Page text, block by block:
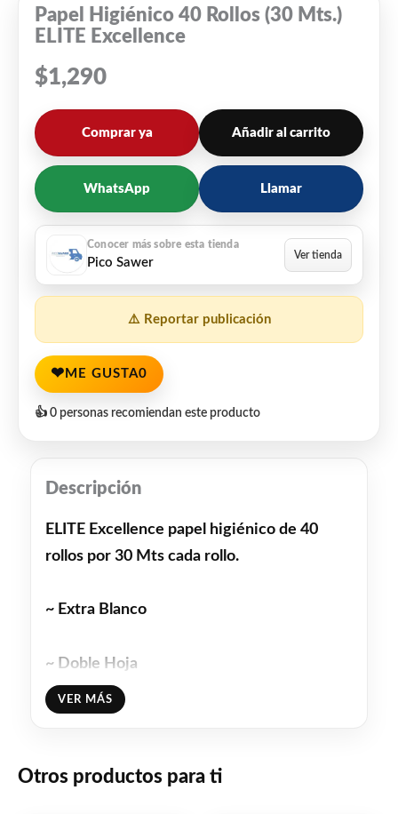
Papel Higiénico 40 Rollos (30 Mts.)
ELITE Excellence
$1,290
Comprar ya Añadir al carrito
WhatsApp Llamar
Pico Sawer
⚠️ Reportar publicación
❤ ME GUSTA0
👍 0 personas recomiendan este producto
Descripción
ELITE Excellence papel higiénico de 40
rollos por 30 Mts cada rollo.
~ Extra Blanco
~ Doble Hoja
IP692
Share Facebook
VER MÁS
Otros productos para ti